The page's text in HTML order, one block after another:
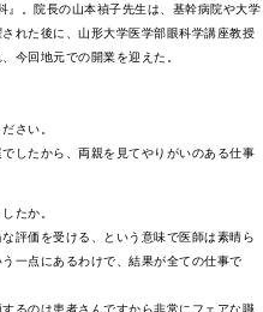
。院長の山本禎子先生は、基幹病院や大学
れた後に、山形大学医学部眼科学講座教授
今回地元での開業を迎えた。
さい。
したから、両親を見てやりがいのある仕事
たか。
評価を受ける、という意味で医師は素晴ら
一点にあるわけで、結果が全ての仕事で
るのは患者さんですから非常にフェアな職